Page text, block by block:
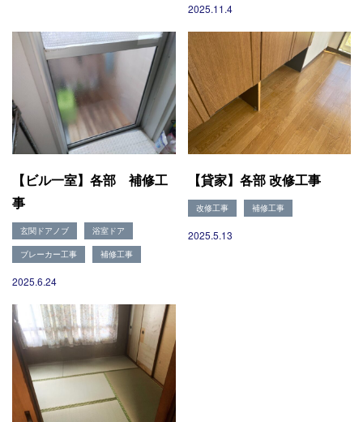
082-291-9400
営業時間10：00～18：00（日祝除く）
お見積もりは無料です
まずはメールでご相談
2025.11.4
【ビル一室】各部 補修工
事
玄関ドアノブ 浴室ドア
ブレーカー工事 補修工事
2025.6.24
【貸家】各部 改修工事
改修工事 補修工事
2025.5.13